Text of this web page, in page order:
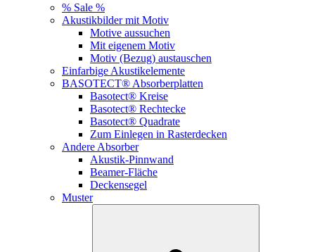
% Sale %
Akustikbilder mit Motiv
Motive aussuchen
Mit eigenem Motiv
Motiv (Bezug) austauschen
Einfarbige Akustikelemente
BASOTECT® Absorberplatten
Basotect® Kreise
Basotect® Rechtecke
Basotect® Quadrate
Zum Einlegen in Rasterdecken
Andere Absorber
Akustik-Pinnwand
Beamer-Fläche
Deckensegel
Muster